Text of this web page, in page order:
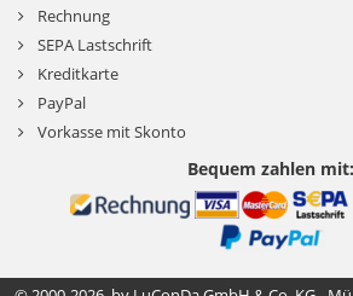
Rechnung
SEPA Lastschrift
Kreditkarte
PayPal
Vorkasse mit Skonto
Bequem zahlen mit: